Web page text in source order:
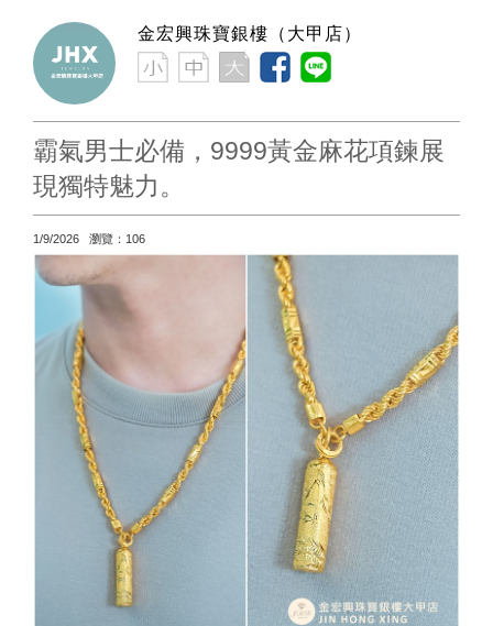
金宏興珠寶銀樓（大甲店）
霸氣男士必備，9999黃金麻花項鍊展
現獨特魅力。
1/9/2026 瀏覽：106